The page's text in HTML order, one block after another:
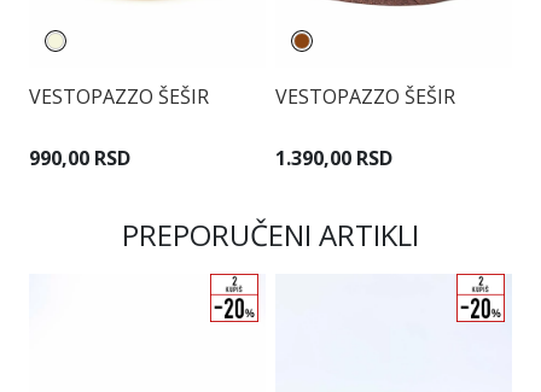
VESTOPAZZO ŠEŠIR
990,00 RSD
VESTOPAZZO ŠEŠIR
1.390,00 RSD
PREPORUČENI ARTIKLI